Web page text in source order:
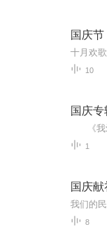
国庆节
10
国庆专
1
国庆
8